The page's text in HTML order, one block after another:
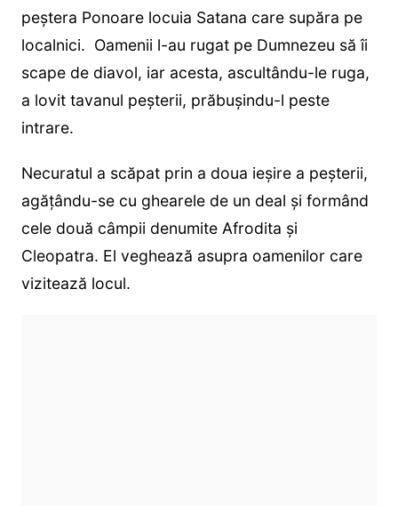
peştera Ponoare locuia Satana care supăra pe
localnici. Oamenii l-au rugat pe Dumnezeu să îi
scape de diavol, iar acesta, ascultându-le ruga,
a lovit tavanul peşterii, prăbuşindu-l peste
intrare.
Necuratul a scăpat prin a doua ieşire a peşterii,
agăţându-se cu ghearele de un deal şi formând
cele două câmpii denumite Afrodita şi
Cleopatra. El veghează asupra oamenilor care
vizitează locul.